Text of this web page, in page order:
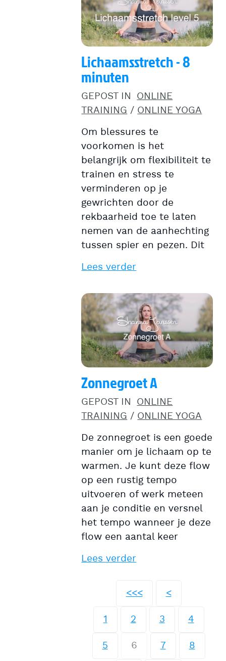
Lichaamsstretch - 8
minuten
GEPOST IN ONLINE
TRAINING/ONLINE YOGA
Om blessures te
voorkomen is het
belangrijk om flexibiliteit te
trainen en stress te
verminderen op je
gewrichten door de
rekbaarheid toe te laten
nemen van de aanhechting
tussen spier en pezen. Dit
Lees verder
Zonnegroet A
GEPOST IN ONLINE
TRAINING / ONLINE YOGA
De zonnegroet is een goede
manier om je lichaam op te
warmen. Je kunt deze flow
op een rustig tempo
uitvoeren of werk meteen
aan je conditie en versnel
het tempo wanneer je deze
flow een aantal keer
Lees verder
<<< <
1 2 3 4
5 6 7 8